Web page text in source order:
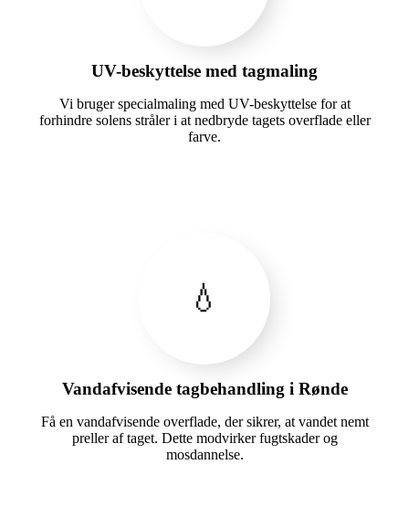
UV-beskyttelse med tagmaling
Vi bruger specialmaling med UV-beskyttelse for at
forhindre solens stråler i at nedbryde tagets overflade eller
farve.
💧
Vandafvisende tagbehandling i Rønde
Få en vandafvisende overflade, der sikrer, at vandet nemt
preller af taget. Dette modvirker fugtskader og
mosdannelse.